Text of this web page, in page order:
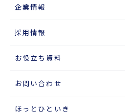
企業情報
採用情報
お役立ち資料
お問い合わせ
ほっとひといき